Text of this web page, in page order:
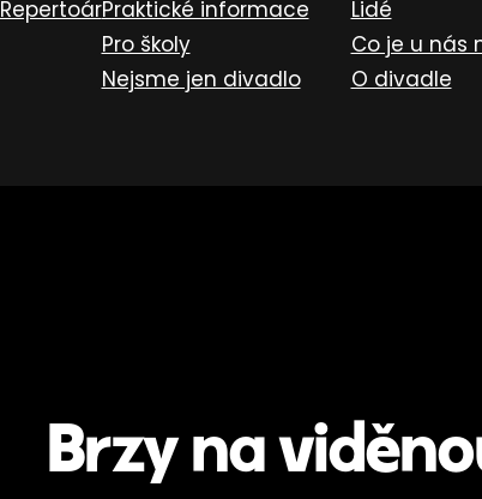
RepertoárPraktické informace
Pro školy
Nejsme jen divadlo
Lidé
Co je u nás
O divadle
Brzy na